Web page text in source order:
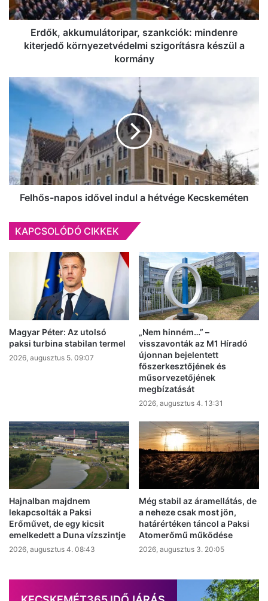
készül
a
kormányErdők, akkumulátoripar, szankciók: mindenre
kiterjedő környezetvédelmi szigorításra készül a
kormány
Felhős-
napos
a
hétvége
Kecskeméten
Felhős-napos idővel indul a hétvége Kecskeméten
KAPCSOLÓDÓ CIKKEK
Magyar Péter: Az utolsó
paksi turbina stabilan termel
2026, augusztus 5. 09:07
„Nem hinném…” –
visszavonták az M1 Híradó
újonnan bejelentett
főszerkesztőjének és
műsorvezetőjének
megbízatását
2026, augusztus 4. 13:31
Hajnalban majdnem
lekapcsolták a Paksi
Erőművet, de egy kicsit
emelkedett a Duna vízszintje
2026, augusztus 4. 08:43
Még stabil az áramellátás, de
a neheze csak most jön,
határértéken táncol a Paksi
Atomerőmű működése
2026, augusztus 3. 20:05